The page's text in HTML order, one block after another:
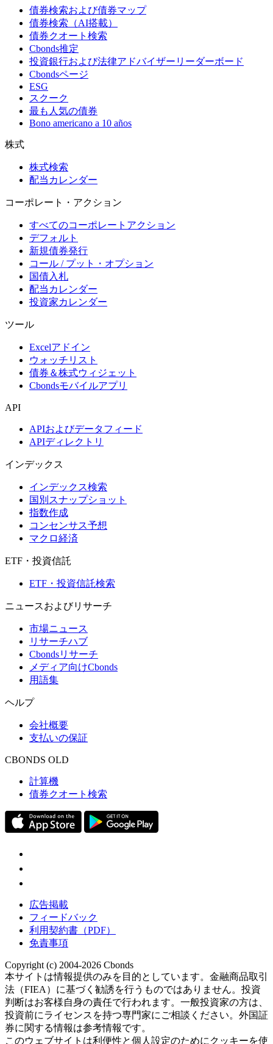
債券検索および債券マップ
債券検索（AI搭載）
債券クオート検索
Cbonds推定
投資銀行および法律アドバイザーリーダーボード
Cbondsページ
ESG
スクーク
最も人気の債券
Bono americano a 10 años
株式
株式検索
配当カレンダー
コーポレート・アクション
すべてのコーポレートアクション
デフォルト
新規債券発行
コール / プット・オプション
国債入札
配当カレンダー
投資家カレンダー
ツール
Excelアドイン
ウォッチリスト
債券＆株式ウィジェット
Cbondsモバイルアプリ
API
APIおよびデータフィード
APIディレクトリ
インデックス
インデックス検索
国別スナップショット
指数作成
コンセンサス予想
マクロ経済
ETF・投資信託
ETF・投資信託検索
ニュースおよびリサーチ
市場ニュース
リサーチハブ
Cbondsリサーチ
メディア向けCbonds
用語集
ヘルプ
会社概要
支払いの保証
CBONDS OLD
計算機
債券クオート検索
広告掲載
フィードバック
利用契約書（PDF）
免責事項
Copyright (c) 2004-2026 Cbonds
本サイトは情報提供のみを目的としています。金融商品取引
法（FIEA）に基づく勧誘を行うものではありません。投資
判断はお客様自身の責任で行われます。一般投資家の方は、
投資前にライセンスを持つ専門家にご相談ください。外国証
券に関する情報は参考情報です。
このウェブサイトは利便性と個人設定のためにクッキーを使